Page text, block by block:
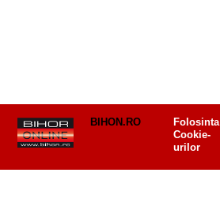
BIHON.RO
Folosinta
Cookie-
urilor